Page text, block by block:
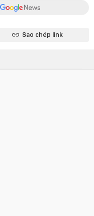
Sao chép link